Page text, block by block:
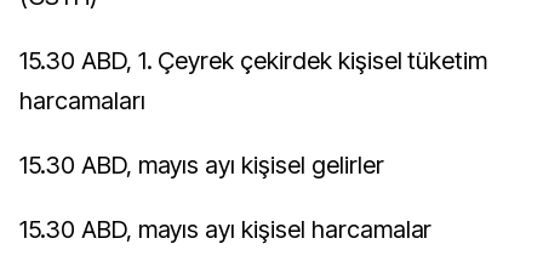
15.30 ABD, 1. Çeyrek çekirdek kişisel tüketim
harcamaları
15.30 ABD, mayıs ayı kişisel gelirler
15.30 ABD, mayıs ayı kişisel harcamalar